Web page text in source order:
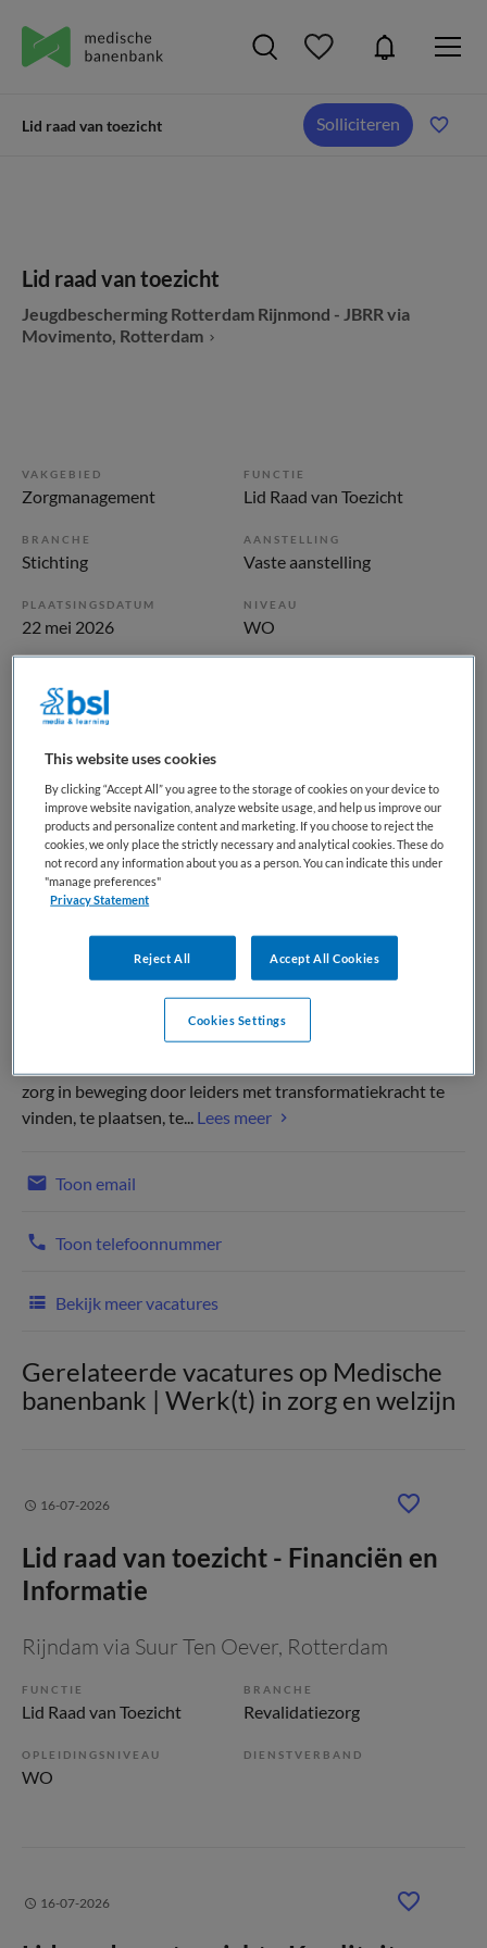
Lid raad van toezicht Solliciteren
Lid raad van toezicht
Jeugdbescherming Rotterdam Rijnmond - JBRR via
Movimento, Rotterdam
VAKGEBIED
Zorgmanagement
FUNCTIE
Lid Raad van Toezicht
BRANCHE
Stichting
AANSTELLING
Vaste aanstelling
PLAATSINGSDATUM
22 mei 2026
NIVEAU
WO
Ervaren
Vacature niet beschikbaar
Deze vacature Lid raad van toezicht bij Jeugdbescherming
Rotterdam Rijnmond - JBRR via Movimento is niet meer
actueel. Hieronder staan enkele vergelijkbare vacatures die
voor u wellicht interessant zijn.
zorg in beweging door leiders met transformatiekracht te
vinden, te plaatsen, te... Lees meer
Toon email
Toon telefoonnummer
Bekijk meer vacatures
Gerelateerde vacatures op Medische
banenbank | Werk(t) in zorg en welzijn
16-07-2026
Lid raad van toezicht - Financiën en
Informatie
Rijndam via Suur Ten Oever, Rotterdam
FUNCTIE
Lid Raad van Toezicht
BRANCHE
Revalidatiezorg
OPLEIDINGSNIVEAU
WO
DIENSTVERBAND
16-07-2026
This website uses cookies
By clicking “Accept All” you agree to the storage of cookies on your device to
improve website navigation, analyze website usage, and help us improve our
products and personalize content and marketing. If you choose to reject the
cookies, we only place the strictly necessary and analytical cookies. These do
not record any information about you as a person. You can indicate this under
"manage preferences"
Privacy Statement
Reject All Accept All Cookies
Cookies Settings